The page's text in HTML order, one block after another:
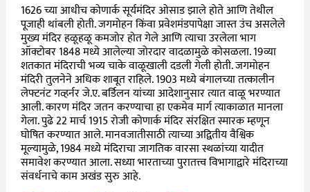
1626 च्या आधीच कोणार्क सूर्यमंदिर ओसाड झाले होते आणि तेथील
पूजाही थांबली होती. जगमोहन किंवा प्रवेशमंडपापेक्षा जास्त उंच असलेले
मुख्य मंदिर हळूहळू कमजोर होत गेले आणि त्याचा उरलेला भाग
ऑक्टोबर 1848 मध्ये आलेल्या जोरदार वादळामुळे कोसळला. 19व्या
शतकात मंदिराची भव्य चाके वाळूखाली दडली गेली होती. जगमोहन
मंदिरी तुलनेने अधिक शाबूत राहिले. 1903 मध्ये बंगालच्या तत्कालीन
लेफ्टनंट गव्हर्नर जे.ए. बर्डिलन यांच्या आदेशानुसार त्यात वाळू भरण्यात
आली. कारण मंदिर जतन करण्याचा हा एकमेव मार्ग त्याकाळात मानला
गेला. पुढे 22 मार्च 1915 रोजी कोणार्क मंदिर संरक्षित स्मारक म्हणून
घोषित करण्यात आले. मानवजातीसाठी त्याच्या अद्वितीय वैश्विक
मूल्यामुळे, 1984 मध्ये मंदिराचा जागतिक वारसा स्थळांच्या यादीत
समावेश करण्यात आला. सध्या भारताच्या पुरातत्त्व विभागाद्वारे मंदिराच्या
संवर्धनाचे काम अखंड सुरु आहे.